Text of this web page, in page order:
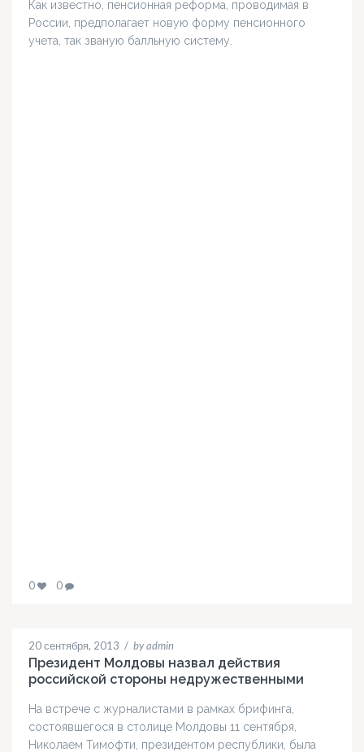
Как известно, пенсионная реформа, проводимая в
России, предполагает новую форму пенсионного
учета, так званую балльную систему.
0 0
20 сентября, 2013 / by admin
Президент Молдовы назвал действия
российской стороны недружественными
На встрече с журналистами в рамках брифинга,
состоявшегося в столице Молдовы 11 сентября,
Николаем Тимофти, президентом республики, была